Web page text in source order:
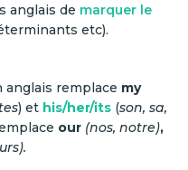
anglais de marquer le
etc).
anglais remplace my
) et his/her/its (son, sa,
our (nos, notre),